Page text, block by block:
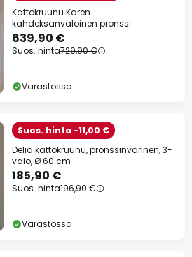
Kattokruunu Karen
kahdeksanvaloinen pronssi
639,90 €
Suos. hinta729,90 €
Varastossa
Suos. hinta -11,00 €
Delia kattokruunu, pronssinvärinen, 3-
valo, Ø 60 cm
185,90 €
Suos. hinta196,90 €
Varastossa